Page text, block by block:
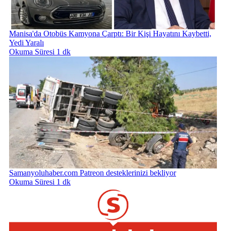
Manisa'da Otobüs Kamyona Çarptı: Bir Kişi Hayatını Kaybetti,
Yedi Yaralı
Okuma Süresi 1 dk
Samanyoluhaber.com Patreon desteklerinizi bekliyor
Okuma Süresi 1 dk